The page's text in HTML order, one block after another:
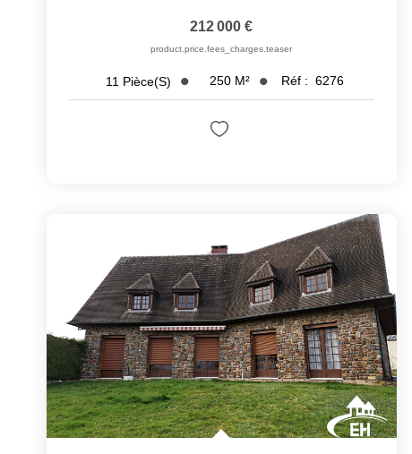
212 000 €
product.price.fees_charges.teaser
11 Pièce(s) 250 M² Réf : 6276